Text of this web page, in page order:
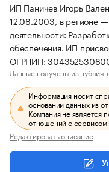
ИП Паничев Игорь
12.08.2003, в регионе —
деятельности:
обеспечения. ИП
ОГРНИП:
Данные получены из
Информация носит
основании данных из
Компания не является
отношений с сервисом
Редактировать описание